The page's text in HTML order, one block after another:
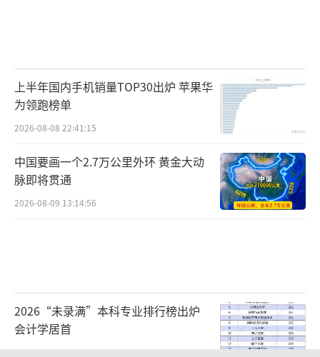
上半年国内手机销量TOP30出炉 苹果华
为领跑榜单
2026-08-08 22:41:15
中国要画一个2.7万公里外环 黄金大动
脉即将贯通
2026-08-09 13:14:56
2026“未录满”本科专业排行榜出炉
会计学居首
2026-08-09 09:11:38